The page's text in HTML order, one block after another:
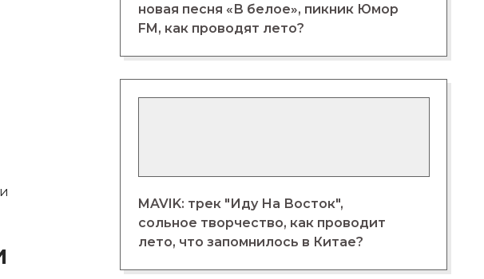
новая песня «В белое», пикник Юмор
FM, как проводят лето?
MAVIK: трек "Иду На Восток",
сольное творчество, как проводит
лето, что запомнилось в Китае?